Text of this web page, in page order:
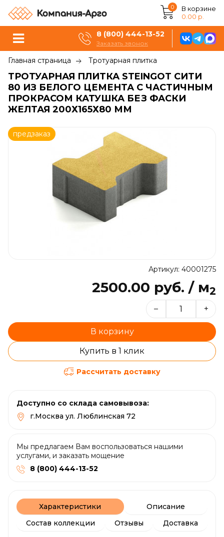
0
В корзине
0.00 р.
8 (800) 444-13-52
Заказать звонок
Главная страница Тротуарная плитка
ТРОТУАРНАЯ ПЛИТКА STEINGOT СИТИ
80 ИЗ БЕЛОГО ЦЕМЕНТА С ЧАСТИЧНЫМ
ПРОКРАСОМ КАТУШКА БЕЗ ФАСКИ
ЖЕЛТАЯ 200Х165Х80 ММ
предзаказ
Артикул: 40001275
2500.00 руб. / м2
– +
В корзину
Купить в 1 клик
Рассчитать доставку
Доступно со склада самовывоза:
г.Москва ул. Люблинская 72
Мы предлагаем Вам воспользоваться нашими
услугами, и заказать мощение
8 (800) 444-13-52
Характеристики
Описание
Состав коллекции
Отзывы Доставка